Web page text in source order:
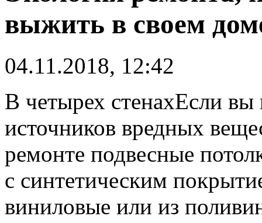
выжить в своем
04.11.2018, 12:42
В четырех стенахЕсли
источников вредных
ремонте подвесные
с синтетическим
виниловые или из